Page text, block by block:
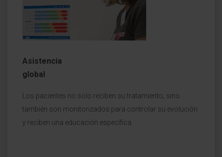
Asistencia
global
Los pacientes no solo reciben su tratamiento, sino
también son monitorizados para controlar su evolución
y reciben una educación específica.